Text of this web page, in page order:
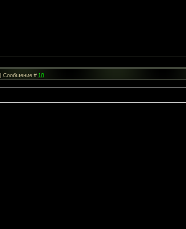
| Сообщение #18